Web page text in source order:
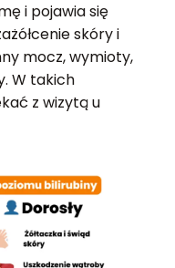
i pojawia się
skóry i
mocz, wymioty,
W takich
z wizytą u